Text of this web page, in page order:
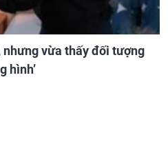
vừa thấy đối tượng
hình’